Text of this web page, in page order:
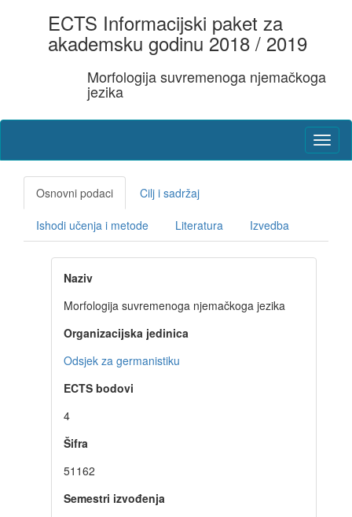
ECTS Informacijski paket za
akademsku godinu 2018 / 2019
Morfologija suvremenoga njemačkoga
jezika
Osnovni podaci Cilj i sadržaj
Ishodi učenja i metode Literatura Izvedba
Naziv
Morfologija suvremenoga njemačkoga jezika
Organizacijska jedinica
Odsjek za germanistiku
ECTS bodovi
4
Šifra
51162
Semestri izvođenja